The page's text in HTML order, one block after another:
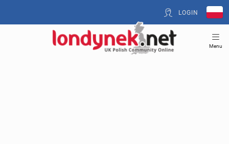
LOGIN
Menu